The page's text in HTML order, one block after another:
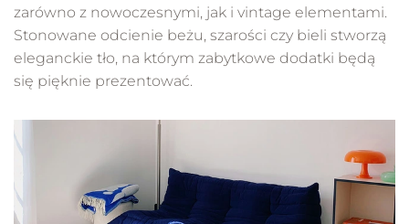
zarówno z nowoczesnymi, jak i vintage elementami.
Stonowane odcienie beżu, szarości czy bieli stworzą
eleganckie tło, na którym zabytkowe dodatki będą
się pięknie prezentować.